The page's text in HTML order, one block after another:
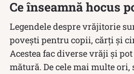
Ce înseamnă hocus
Legendele despre vrăjitorie
povești pentru copii, cărți și
Acestea fac diverse vrăji și pot
mătură. De cele mai multe ori,